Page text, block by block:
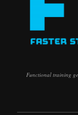
Functional training